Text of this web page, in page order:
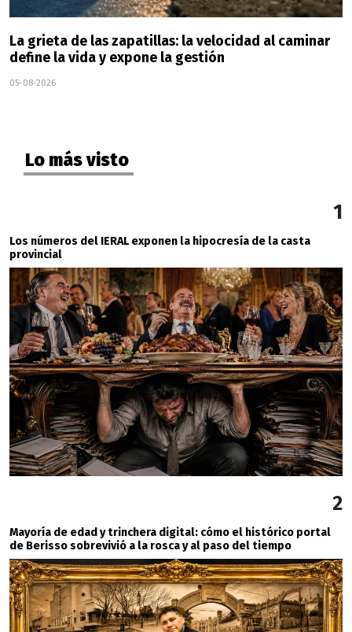
La grieta de las zapatillas: la velocidad al caminar
define la vida y expone la gestión
05-08-2026
Lo más visto
1
Los números del IERAL exponen la hipocresía de la casta
provincial
2
Mayoría de edad y trinchera digital: cómo el histórico portal
de Berisso sobrevivió a la rosca y al paso del tiempo